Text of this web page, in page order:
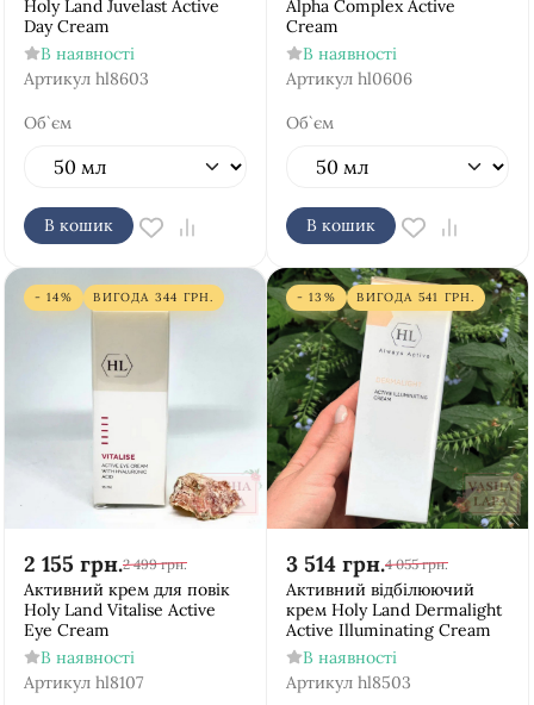
Holy Land Juvelast Active
Day Cream
В наявності
Артикул hl8603
Об`єм
В кошик
Alpha Complex Active
Cream
В наявності
Артикул hl0606
Об`єм
В кошик
- 14% ВИГОДА 344 ГРН.
2 155 грн.2 499 грн.
Активний крем для повік
Holy Land Vitalise Active
Eye Cream
В наявності
Артикул hl8107
- 13% ВИГОДА 541 ГРН.
3 514 грн.4 055 грн.
Активний відбілюючий
крем Holy Land Dermalight
Active Illuminating Cream
В наявності
Артикул hl8503